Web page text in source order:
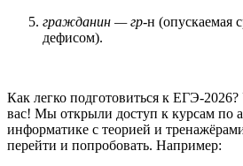
гражданин — гр-н (опускаемая
дефисом).
Как легко подготовиться к ЕГЭ-2026?
вас! Мы открыли доступ к курсам по
информатике с теорией и
перейти и попробовать. Например: